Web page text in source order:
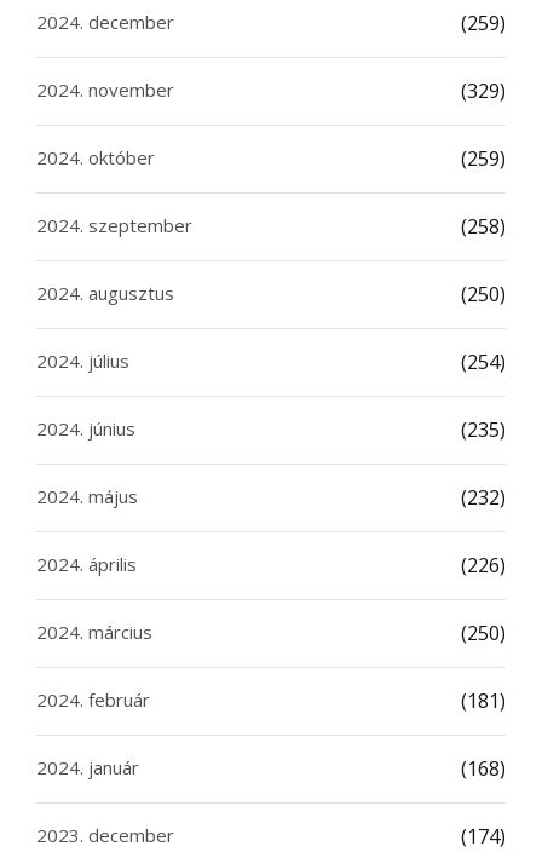
2024. december (259)
2024. november (329)
2024. október (259)
2024. szeptember (258)
2024. augusztus (250)
2024. július (254)
2024. június (235)
2024. május (232)
2024. április (226)
2024. március (250)
2024. február (181)
2024. január (168)
2023. december (174)